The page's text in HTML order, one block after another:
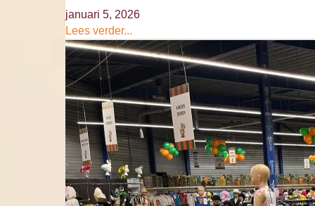
januari 5, 2026
Lees verder...